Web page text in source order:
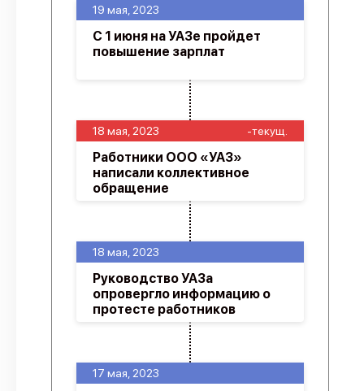
17 мая, 2023
18 мая, 2023
Руководство УАЗа
опровергло информацию о
протесте работников
18 мая, 2023 -текущ.
Работники ООО «УАЗ»
написали коллективное
обращение
19 мая, 2023
С 1 июня на УАЗе пройдет
повышение зарплат